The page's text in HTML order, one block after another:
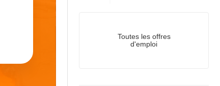
Toutes les offres
d'emploi